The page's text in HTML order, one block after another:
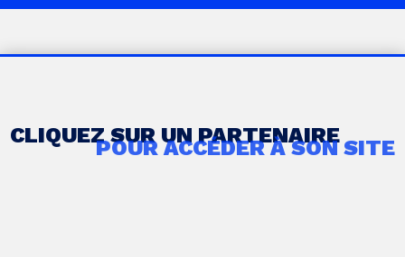
CLIQUEZ SUR UN PARTENAIRE
POUR ACCÉDER À SON SITE